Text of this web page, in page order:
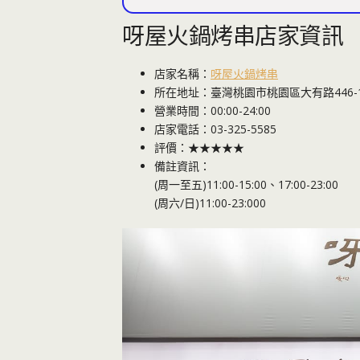
呀屋火鍋烤串店家資訊
店家名稱： 呀屋火鍋烤串
所在地址：臺灣桃園市桃園區大有路
營業時間：00:00-24:00
店家電話：03-325-5585
評價：★★★★★
備註資訊：
(周一至五)11:00-15:00、17:00-23:00
(周六/日)11:00-23:000